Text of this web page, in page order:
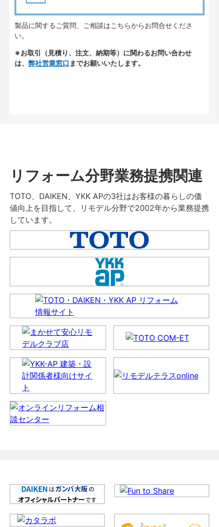
製品に関するご質問、ご相談はこちらからお問合せくださ
い。
※お取引（見積り、注文、納期等）に関わるお問い合わせ
は、 弊社営業窓口 までお願いいたします。
リフォーム分野業務提携関連
TOTO、DAIKEN、YKK APの3社はお客様の暮らしの価
値向上を目指して、リモデル分野で2002年から業務提携
しています。